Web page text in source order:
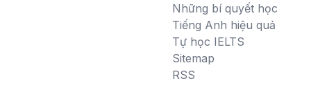
Những bí quyết học
Tiếng Anh hiệu quả
Tự học IELTS
Sitemap
RSS